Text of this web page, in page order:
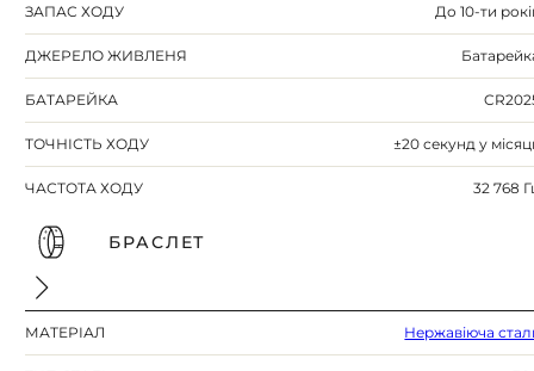
ЗАПАС ХОДУ До 10-ти
ДЖЕРЕЛО ЖИВЛЕНЯ
БАТАРЕЙКА
ТОЧНІСТЬ ХОДУ ±20 секунд у
ЧАСТОТА ХОДУ 32 768
БРАСЛЕТ
МАТЕРІАЛ Нержавіюча